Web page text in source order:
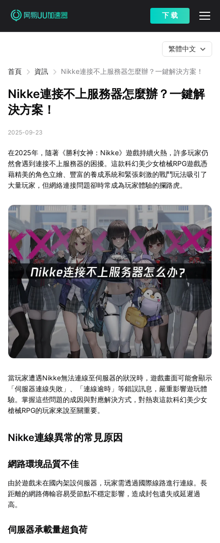
下 载
首頁 資訊 Nikke連接不上服務器怎麼辦？一鍵解決方案！
繁體中文
Nikke連接不上服務器怎麼辦？一鍵解
決方案！
2025-09-23
在2025年，隨著《勝利女神：Nikke》遊戲持續火熱，許多玩家仍
然會遇到連接不上服務器的困擾。這款科幻美少女槍械RPG遊戲憑
藉精美的角色立繪、豐富的養成系統和緊張刺激的戰鬥玩法吸引了
大量玩家，但網絡連接問題卻時常成為玩家體驗的攔路虎。
當玩家遭遇Nikke無法連線至伺服器的狀況時，遊戲畫面可能會顯示
「伺服器連線失敗」、「連線逾時」等錯誤訊息，嚴重影響遊玩體
驗。掌握這些問題的成因與對應解決方式，對熱衷這款科幻美少女
槍械RPG的玩家來說至關重要。
Nikke連線異常的常見原因
網路環境品質不佳
由於遊戲未在國内架設伺服器，玩家需透過國際線路進行連線。長
距離的網路傳輸容易受節點不穩定影響，造成封包遺失或延遲過
高。
伺服器承載量超負荷